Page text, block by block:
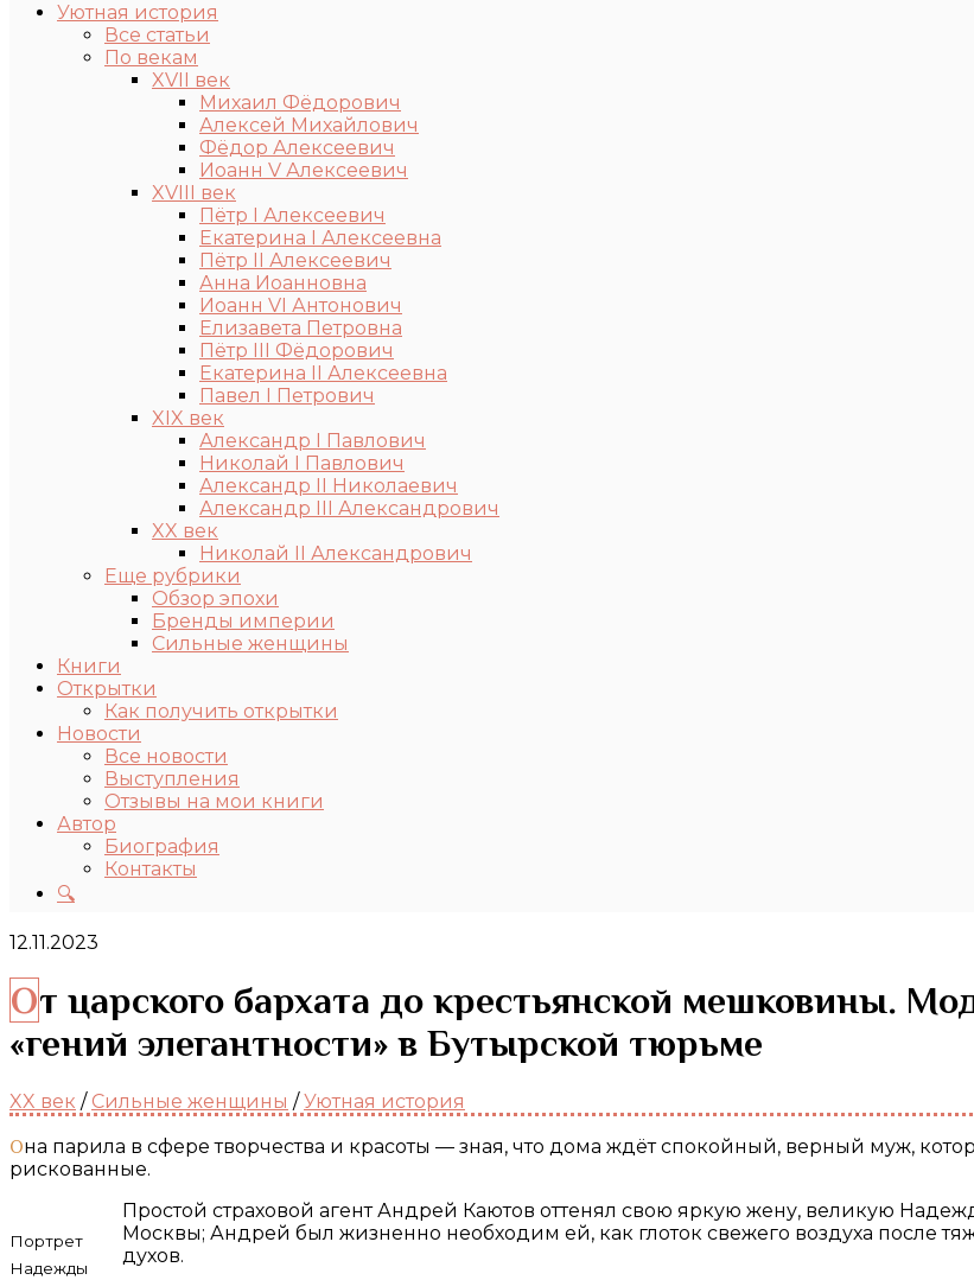
Уютная история
Все статьи
По векам
XVII век
Михаил Фёдорович
Алексей Михайлович
Фёдор Алексеевич
Иоанн V Алексеевич
XVIII век
Пётр I Алексеевич
Екатерина I Алексеевна
Пётр II Алексеевич
Анна Иоанновна
Иоанн VI Антонович
Елизавета Петровна
Пётр III Фёдорович
Екатерина II Алексеевна
Павел I Петрович
XIX век
Александр I Павлович
Николай I Павлович
Александр II Николаевич
Александр III Александрович
XX век
Николай II Александрович
Еще рубрики
Обзор эпохи
Бренды империи
Сильные женщины
Книги
Открытки
Как получить открытки
Новости
Все новости
Выступления
Отзывы на мои книги
Автор
Биография
Контакты
🔍
12.11.2023
От царского бархата до крестьянской мешковины. Модельер Надежда Ламанова —
«гений элегантности» в Бутырской тюрьме
XX век / Сильные женщины /Уютная история
Она парила в сфере творчества и красоты — зная, что дома ждёт спокойный, верный муж, который поддержит все её начинания, даже самые
рискованные.
Портрет
Надежды
Простой страховой агент Андрей Каютов оттенял свою яркую жену, великую
Москвы; Андрей был жизненно необходим ей, как глоток свежего воздуха после
духов.